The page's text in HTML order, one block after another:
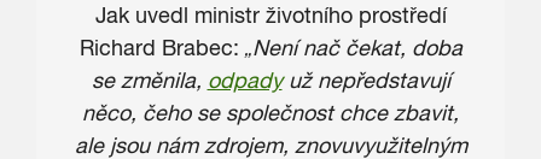
Jak uvedl ministr životního prostředí
Richard Brabec: „Není nač čekat, doba
se změnila, odpadyuž nepředstavují
něco, čeho se společnost chce zbavit,
ale jsou nám zdrojem, znovuvyužitelným